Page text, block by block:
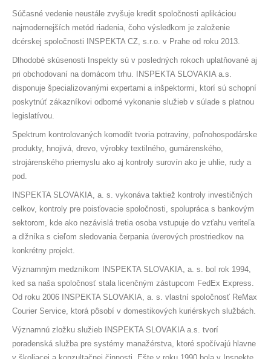
Súčasné vedenie neustále zvyšuje kredit spoločnosti aplikáciou
najmodernejších metód riadenia, čoho výsledkom je založenie
dcérskej spoločnosti INSPEKTA CZ, s.r.o. v Prahe od roku 2013.
Dlhodobé skúsenosti Inspekty sú v posledných rokoch uplatňované aj
pri obchodovaní na domácom trhu. INSPEKTA SLOVAKIA a.s.
disponuje špecializovanými expertami a inšpektormi, ktorí sú schopní
poskytnúť zákazníkovi odborné vykonanie služieb v súlade s platnou
legislatívou.
Spektrum kontrolovaných komodít tvoria potraviny, poľnohospodárske
produkty, hnojivá, drevo, výrobky textilného, gumárenského,
strojárenského priemyslu ako aj kontroly surovín ako je uhlie, rudy a
pod.
INSPEKTA SLOVAKIA, a. s. vykonáva taktiež kontroly investičných
celkov, kontroly pre poisťovacie spoločnosti, spolupráca s bankovým
sektorom, kde ako nezávislá tretia osoba vstupuje do vzťahu veriteľa
a dlžníka s cieľom sledovania čerpania úverových prostriedkov na
konkrétny projekt.
Významným medzníkom INSPEKTA SLOVAKIA, a. s. bol rok 1994,
ked sa naša spoločnosť stala licenčným zástupcom FedEx Express.
Od roku 2006 INSPEKTA SLOVAKIA, a. s. vlastní spoločnosť ReMax
Courier Service, ktorá pôsobí v domestikových kuriérskych službách.
Významnú zložku služieb INSPEKTA SLOVAKIA a.s. tvorí
poradenská služba pre systémy manažérstva, ktoré spočívajú hlavne